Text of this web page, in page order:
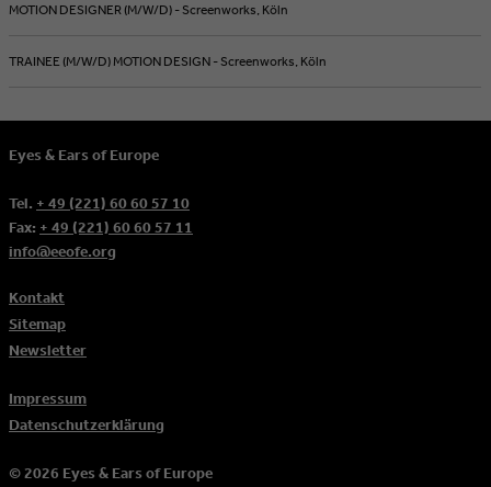
MOTION DESIGNER (M/W/D) - Screenworks, Köln
TRAINEE (M/W/D) MOTION DESIGN - Screenworks, Köln
Eyes & Ears of Europe
Tel. + 49 (221) 60 60 57 10
Fax: + 49 (221) 60 60 57 11
info@eeofe.org
Kontakt
Sitemap
Newsletter
Impressum
Datenschutzerklärung
© 2026 Eyes & Ears of Europe